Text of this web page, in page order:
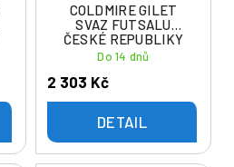
COLDMIRE GILET
SVAZ FUTSALU
ČESKÉ REPUBLIKY
Do 14 dnů
2 303 Kč
DETAIL